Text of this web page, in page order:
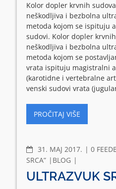
Kolor dopler krvnih
neškodljiva i bezbolna
metoda kojom se ispituju
sudovi. Kolor dopler
neškodljiva i bezbolna
metoda kojom se
vrata ispituju magistralni
(karotidne i vertebralne
venski sudovi vrata
PROČITAJ VIŠE
31. МАЈ 2017.
0
SRCA”
BLOG
ULTRAZVUK